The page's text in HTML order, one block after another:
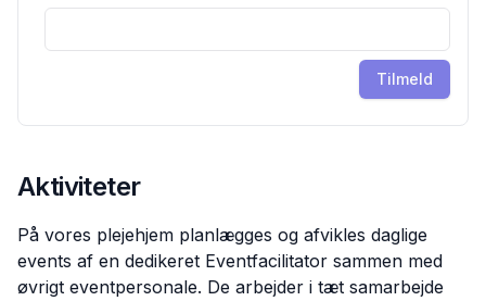
Tilmeld
Aktiviteter
På vores plejehjem planlægges og afvikles daglige
events af en dedikeret Eventfacilitator sammen med
øvrigt eventpersonale. De arbejder i tæt samarbejde